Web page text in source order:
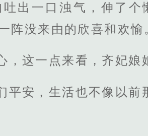
出一口浊气，伸了个
阵没来由的欣喜和欢愉
这一点来看，齐妃娘
安，生活也不像以前